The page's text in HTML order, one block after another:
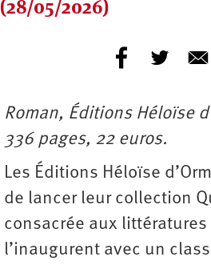
(28/05/2026)
Roman, Éditions Héloïse
336 pages, 22 euros.
Les Éditions Héloïse
de lancer leur collection
consacrée aux littératures
l’inaugurent avec un